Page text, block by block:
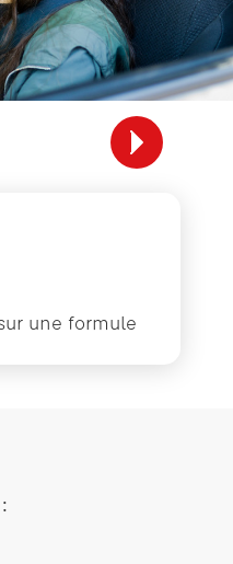
une formule